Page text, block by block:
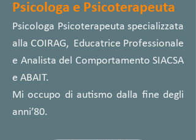
Psicologa e Psicoterapeuta
Psicologa Psicoterapeuta specializzata
alla COIRAG, Educatrice Professionale
e Analista del Comportamento SIACSA
e ABAIT.
Mi occupo di autismo dalla fine degli
anni’80.